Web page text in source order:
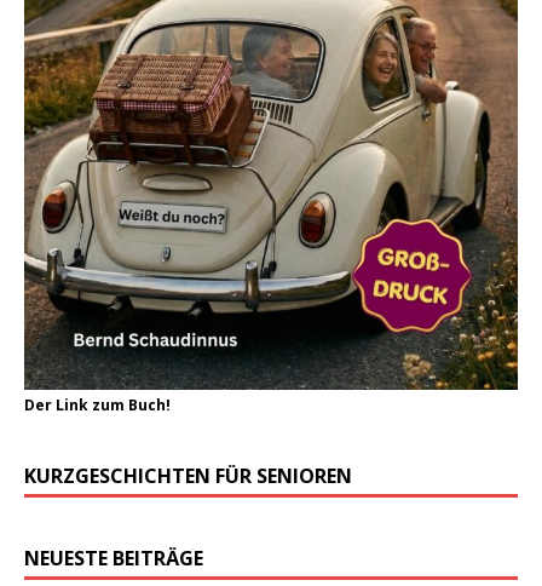
Der Link zum Buch!
KURZGESCHICHTEN FÜR SENIOREN
NEUESTE BEITRÄGE